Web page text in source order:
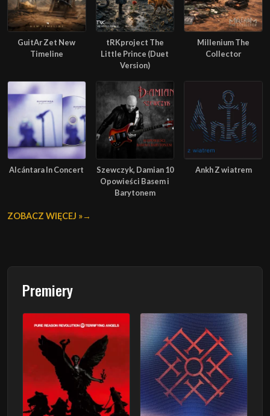
GuitAr Zet New
Timeline
tRKproject The
Little Prince (Duet
Version)
Millenium The
Collector
Alcántara In Concert
Szewczyk, Damian 10
Opowieści Basem i
Barytonem
Ankh Z wiatrem
ZOBACZ WIĘCEJ »
Premiery